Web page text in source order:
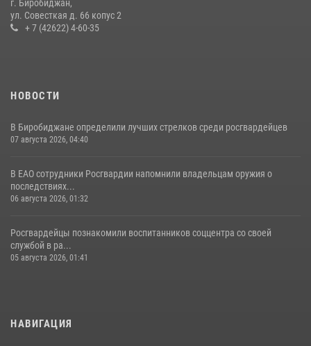
15 июля 2026, 07:12 1
г. Биробиджан,
ул. Совесткая д. 66 копус 2
+ 7 (42622) 4-60-35
НОВОСТИ
В Биробиджане определили лучших стрелков среди росгвардейцев
07 августа 2026, 04:40
В ЕАО сотрудники Росгвардии напомнили владельцам оружия о
последствиях...
06 августа 2026, 01:32
Росгвардейцы познакомили воспитанников соццентра со своей
службой в ра...
05 августа 2026, 01:41
НАВИГАЦИЯ